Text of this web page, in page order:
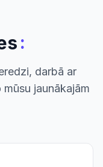
:
darbā ar
jaunākajām